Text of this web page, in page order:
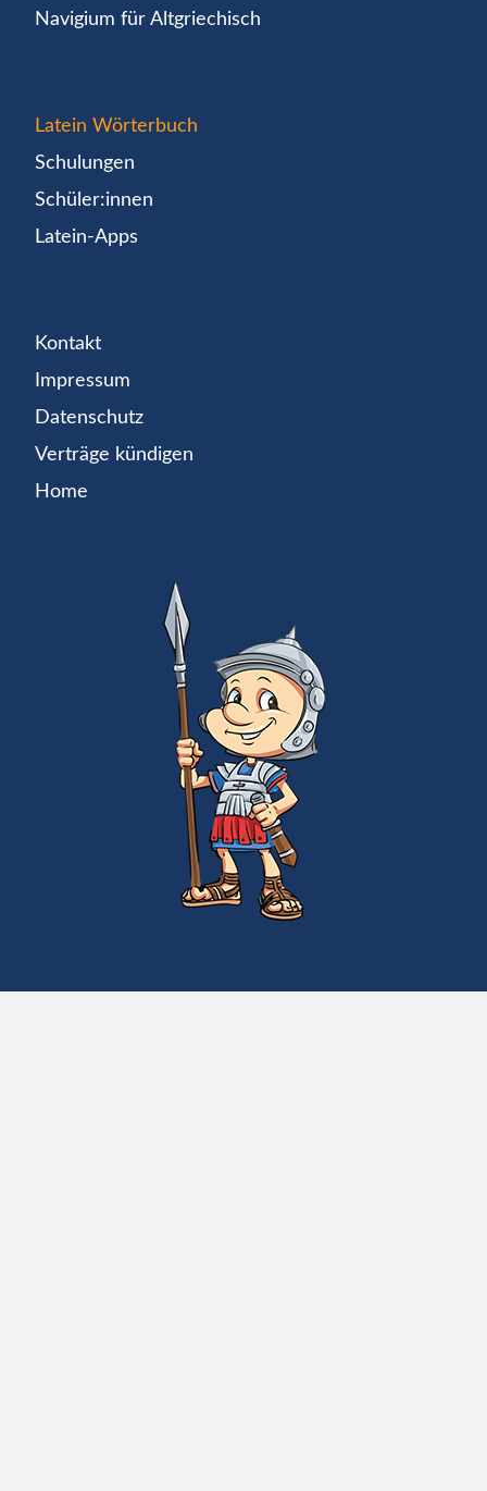
Navigium für Altgriechisch
Latein Wörterbuch
Schulungen
Schüler:innen
Latein-Apps
Kontakt
Impressum
Datenschutz
Verträge kündigen
Home